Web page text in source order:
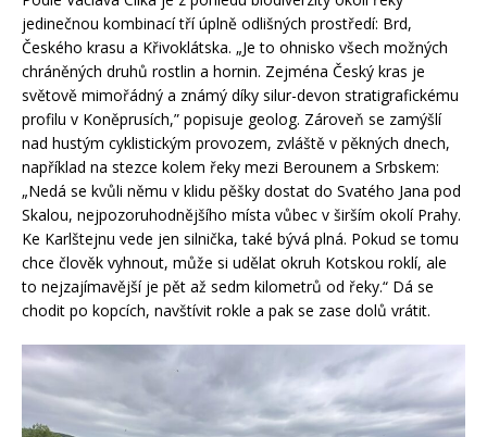
jedinečnou kombinací tří úplně odlišných prostředí: Brd,
Českého krasu a Křivoklátska. „Je to ohnisko všech možných
chráněných druhů rostlin a hornin. Zejména Český kras je
světově mimořádný a známý díky silur-devon stratigrafickému
profilu v Koněprusích,” popisuje geolog. Zároveň se zamýšlí
nad hustým cyklistickým provozem, zvláště v pěkných dnech,
například na stezce kolem řeky mezi Berounem a Srbskem:
„Nedá se kvůli němu v klidu pěšky dostat do Svatého Jana pod
Skalou, nejpozoruhodnějšího místa vůbec v širším okolí Prahy.
Ke Karlštejnu vede jen silnička, také bývá plná. Pokud se tomu
chce člověk vyhnout, může si udělat okruh Kotskou roklí, ale
to nejzajímavější je pět až sedm kilometrů od řeky.“ Dá se
chodit po kopcích, navštívit rokle a pak se zase dolů vrátit.